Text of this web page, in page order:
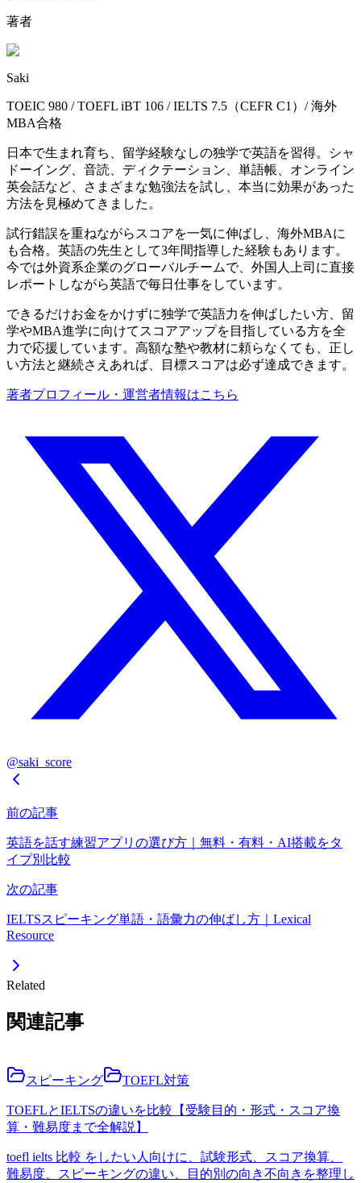
著者
Saki
TOEIC 980 / TOEFL iBT 106 / IELTS 7.5（CEFR C1）/ 海外
MBA合格
日本で生まれ育ち、留学経験なしの独学で英語を習得。シャ
ドーイング、音読、ディクテーション、単語帳、オンライン
英会話など、さまざまな勉強法を試し、本当に効果があった
方法を見極めてきました。
試行錯誤を重ねながらスコアを一気に伸ばし、海外MBAに
も合格。英語の先生として3年間指導した経験もあります。
今では外資系企業のグローバルチームで、外国人上司に直接
レポートしながら英語で毎日仕事をしています。
できるだけお金をかけずに独学で英語力を伸ばしたい方、留
学やMBA進学に向けてスコアアップを目指している方を全
力で応援しています。高額な塾や教材に頼らなくても、正し
い方法と継続さえあれば、目標スコアは必ず達成できます。
著者プロフィール・運営者情報はこちら
@saki_score
前の記事
英語を話す練習アプリの選び方｜無料・有料・AI搭載をタ
イプ別比較
次の記事
IELTSスピーキング単語・語彙力の伸ばし方｜Lexical
Resource
Related
関連記事
スピーキング TOEFL対策
TOEFLとIELTSの違いを比較【受験目的・形式・スコア換
算・難易度まで全解説】
toefl ielts 比較 をしたい人向けに、試験形式、スコア換算、
難易度、スピーキングの違い、目的別の向き不向きを整理し